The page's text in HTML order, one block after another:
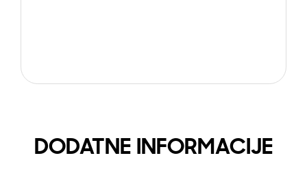
DODATNE INFORMACIJE